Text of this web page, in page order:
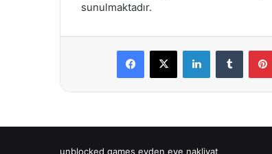
sunulmaktadır.
Facebook
X LinkedInTumblr
unblocked games evden eve nakliyat